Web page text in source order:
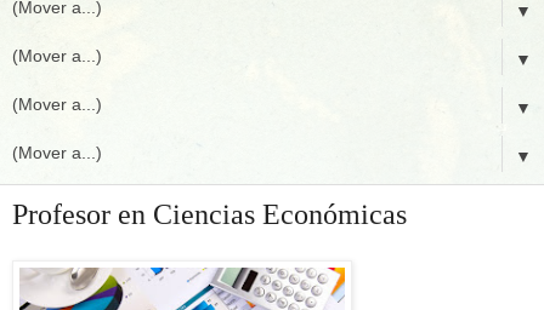
▼
▼
▼
▼
Profesor en Ciencias Económicas